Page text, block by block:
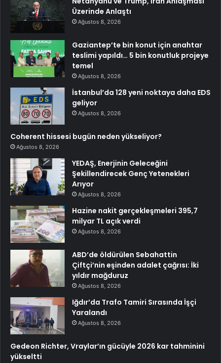
Üzerinde Anlaştı
Ağustos 8, 2026
Gaziantep’te bin konut için anahtar
teslimi yapıldı… 5 bin konutluk projeye
temel
Ağustos 8, 2026
İstanbul’da 128 yeni noktaya daha EDS
geliyor
Ağustos 8, 2026
Coherent hissesi bugün neden yükseliyor?
Ağustos 8, 2026
YEDAŞ, Enerjinin Geleceğini
Şekillendirecek Genç Yetenekleri
Arıyor
Ağustos 8, 2026
Hazine nakit gerçekleşmeleri 395,7
milyar TL açık verdi
Ağustos 8, 2026
ABD’de öldürülen Sebahattin
Çiftçi’nin eşinden adalet çağrısı: İki
yıldır mağduruz
Ağustos 8, 2026
Iğdır’da Trafo Tamiri Sırasında İşçi
Yaralandı
Ağustos 8, 2026
Gedeon Richter, Vraylar’ın gücüyle 2026 kar tahminini
yükseltti